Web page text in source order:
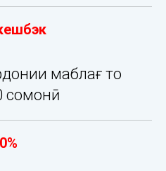
маблағ то
сомонӣ
0%